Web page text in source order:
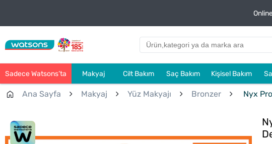
Sadece Watsons’ta Makyaj Cilt Bakım Saç Bakım Kişisel Bakım
Ana Sayfa Makyaj Yüz Makyajı Bronzer Nyx